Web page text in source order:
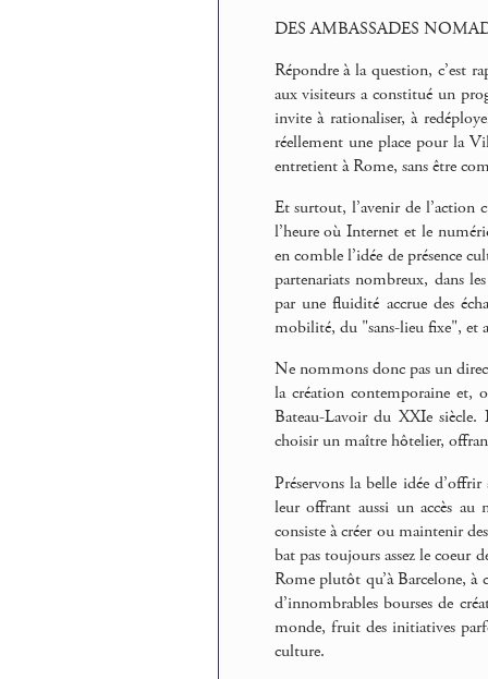
DES AMBASSADES
Répondre à la question, c’est
aux visiteurs a constitué un
invite à rationaliser, à
réellement une place pour la
entretient à Rome, sans être
Et surtout, l’avenir de l’action
l’heure où Internet et le
en comble l’idée de présence
partenariats nombreux, dans
par une fluidité accrue des
mobilité, du "sans-lieu fixe", et
Ne nommons donc pas un
la création contemporaine et,
Bateau-Lavoir du XXIe
choisir un maître hôtelier,
Préservons la belle idée
leur offrant aussi un accès au
consiste à créer ou maintenir
bat pas toujours assez le coeur
Rome plutôt qu’à Barcelone,
d’innombrables bourses de
monde, fruit des initiatives
culture.